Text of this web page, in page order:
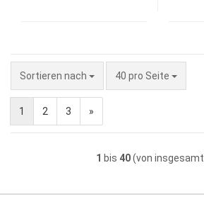
Sortieren nach 40 pro Seite
1 2 3 »
1 bis 40(von insgesamt